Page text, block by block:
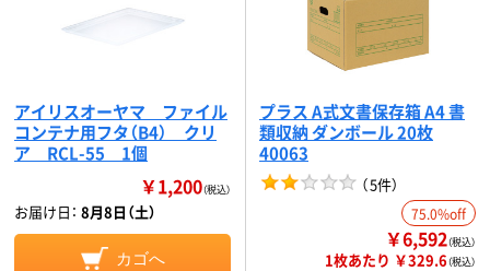
アイリスオーヤマ ファイル
コンテナ用フタ（B4） クリ
ア RCL-55 1個
￥1,200（税込）
お届け日： 8月8日（土）
カゴへ
プラス A式文書保存箱 A4 書
類収納 ダンボール 20枚
40063
（5件）
75.0%off
￥6,592（税込）
1枚あたり ￥329.6（税込）